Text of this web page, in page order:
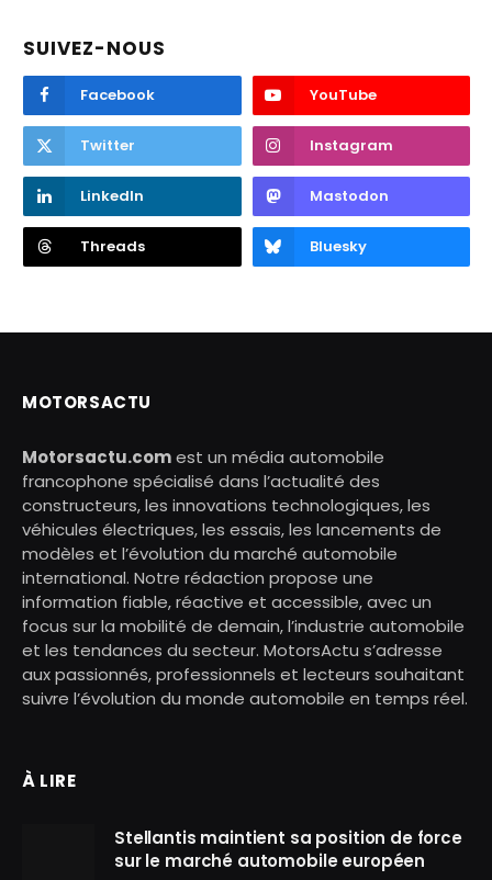
SUIVEZ-NOUS
Facebook YouTube
Twitter Instagram
LinkedIn Mastodon
Threads Bluesky
MOTORSACTU
Motorsactu.comest un média automobile
francophone spécialisé dans l’actualité des
constructeurs, les innovations technologiques, les
véhicules électriques, les essais, les lancements de
modèles et l’évolution du marché automobile
international. Notre rédaction propose une
information fiable, réactive et accessible, avec un
focus sur la mobilité de demain, l’industrie automobile
et les tendances du secteur. MotorsActu s’adresse
aux passionnés, professionnels et lecteurs souhaitant
suivre l’évolution du monde automobile en temps réel.
À LIRE
Stellantis maintient sa position de force
sur le marché automobile européen